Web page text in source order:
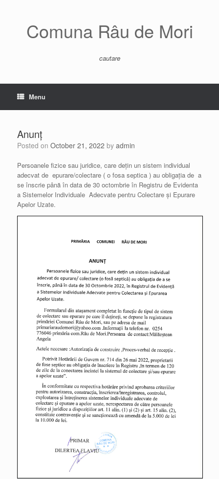
Comuna Râu de Mori
cautare
Menu
Anunț
Posted on October 21, 2022 by admin
Persoanele fizice sau juridice, care dețin un sistem individual
adecvat de epurare/colectare ( o fosa septica ) au obligația de a
se înscrie până în data de 30 octombrie în Registru de Evidenta
a Sistemelor Individuale Adecvate pentru Colectare și Epurare
Apelor Uzate.